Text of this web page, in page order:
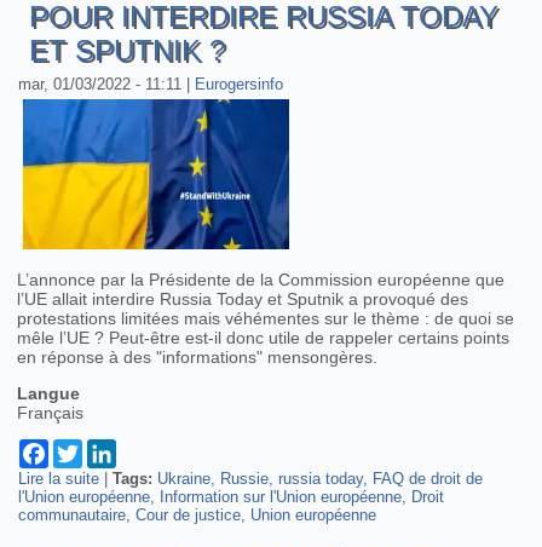
POUR INTERDIRE RUSSIA TODAY
ET SPUTNIK ?
mar, 01/03/2022 - 11:11 | Eurogersinfo
L’annonce par la Présidente de la Commission européenne que
l’UE allait interdire Russia Today et Sputnik a provoqué des
protestations limitées mais véhémentes sur le thème : de quoi se
mêle l’UE ? Peut-être est-il donc utile de rappeler certains points
en réponse à des "informations" mensongères.
Langue
Français
Facebook
Twitter
Lire la suite de L’UE est-elle compétente pour interdire Russia Today et
Sputnik ?
|Tags: Ukraine Russie russia today
FAQ de droit de
l'Union européenne
Information sur l'Union européenne
Droit
communautaire Cour de justice Union européenne